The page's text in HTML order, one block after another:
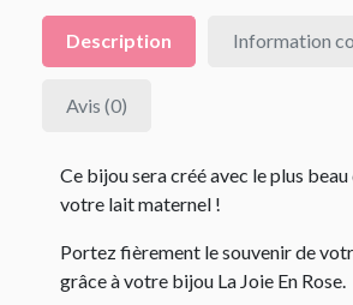
Description Information
Avis (0)
Ce bijou sera créé avec le plus
votre lait maternel !
Portez fièrement le souvenir de
grâce à votre bijou La Joie En Rose.